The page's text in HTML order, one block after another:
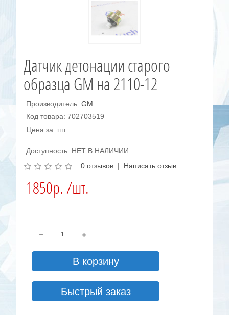
Датчик детонации старого
образца GM на 2110-12
Производитель:GM
Код товара: 702703519
Цена за: шт.
Доступность: НЕТ В НАЛИЧИИ
0 отзывов | Написать отзыв
1850р. /шт.
В корзину
Быстрый заказ